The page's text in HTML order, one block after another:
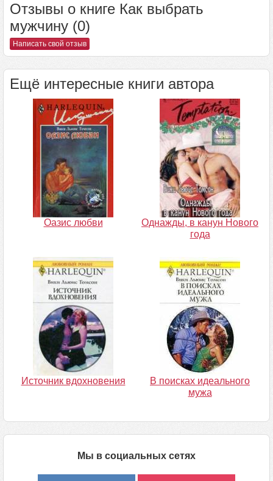
Отзывы о книге Как выбрать
мужчину (0)
Написать свой отзыв
Ещё интересные книги автора
Оазис любви
Однажды, в канун Нового
года
Источник вдохновения
В поисках идеального
мужа
Мы в социальных сетях